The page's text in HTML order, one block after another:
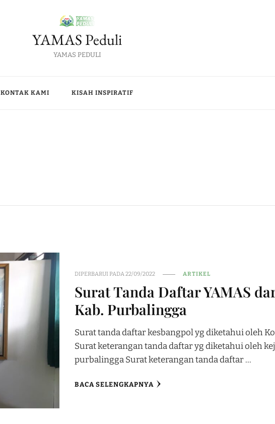
YAMAS Peduli
YAMAS PEDULI
KONTAK KAMI KISAH INSPIRATIF
DIPERBARUI PADA22/09/2022 ARTIKEL
Surat Tanda Daftar YAMAS
Kab. Purbalingga
Surat tanda daftar kesbangpol yg diketahui oleh
Surat keterangan tanda daftar yg diketahui oleh
purbalingga Surat keterangan tanda daftar …
BACA SELENGKAPNYA